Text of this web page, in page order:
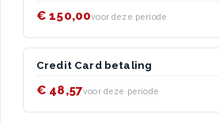
€ 150,00voor deze periode
Credit Card betaling
€ 48,57voor deze periode